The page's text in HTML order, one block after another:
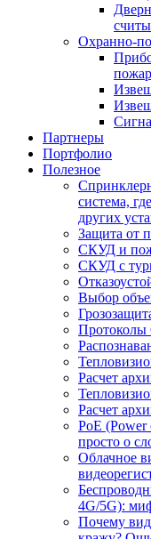
Охранно-
Партнеры
Портфолио
Полезное
система,
других
Защита от
СКУД и
СКУД с
Выбор
Протоколы
Расчет
Расчет
PoE (Power
просто о
Облачное
4G/5G):
Почему